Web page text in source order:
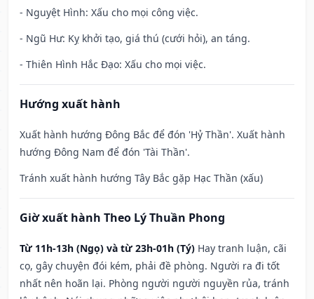
- Nguyệt Hình: Xấu cho mọi công việc.
- Ngũ Hư: Kỵ khởi tạo, giá thú (cưới hỏi), an táng.
- Thiên Hình Hắc Đạo: Xấu cho mọi việc.
Hướng xuất hành
Xuất hành hướng Đông Bắc để đón 'Hỷ Thần'. Xuất hành
hướng Đông Nam để đón 'Tài Thần'.
Tránh xuất hành hướng Tây Bắc gặp Hạc Thần (xấu)
Giờ xuất hành Theo Lý Thuần Phong
Từ 11h-13h (Ngọ) và từ 23h-01h (Tý) Hay tranh luận, cãi
cọ, gây chuyện đói kém, phải đề phòng. Người ra đi tốt
nhất nên hoãn lại. Phòng người người nguyền rủa, tránh